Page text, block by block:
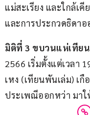
แม่สะเรียง และใกล้เ
และการประกวดธิดาอ
มิติที่ 3 ขบวนแห่เทียน
2566 เริ่มตั้งแต่เวลา
เหง (เทียนพันเล่ม) เกื
ประเพณีออกหว่า มา